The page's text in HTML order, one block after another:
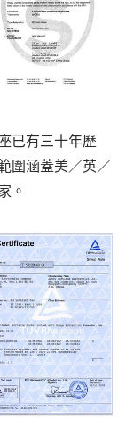
已有三十年歷
圍涵蓋美／英／
。